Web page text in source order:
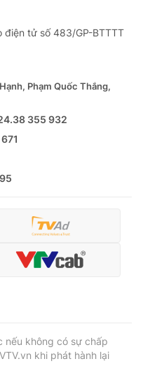
điện tử số 483/GP-BTTTT
Phạm Quốc Thắng,
355 932
nếu không có sự chấp
khi phát hành lại